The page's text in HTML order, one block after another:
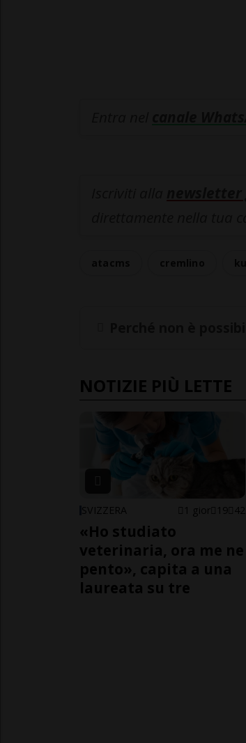
NOTIZIE PIÙ LETTE
SVIZZERA 1 gior 19 42
«Ho studiato
veterinaria, ora me ne
pento», capita a una
laureata su tre